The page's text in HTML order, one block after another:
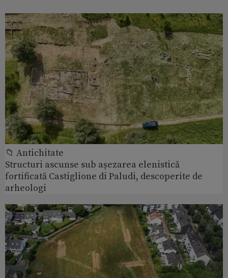
📁 Antichitate
Structuri ascunse sub așezarea elenistică
fortificată Castiglione di Paludi, descoperite de
arheologi